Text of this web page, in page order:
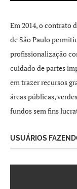
Em 2014, o contrato
de São Paulo
profissionalização
cuidado de partes
em trazer recursos
áreas públicas,
fundos sem fins
USUÁRIOS